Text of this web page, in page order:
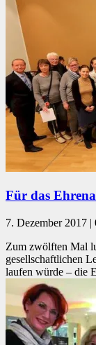
Für das
7. Dezember 2017 |
Zum zwölften Mal
gesellschaftlichen
laufen würde – die